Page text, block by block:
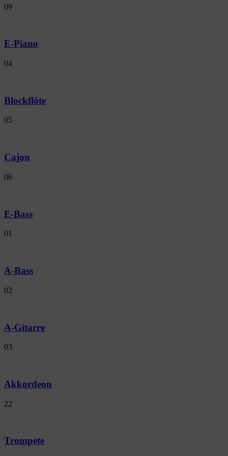
09
E-Piano
04
Blockflöte
05
Cajon
06
E-Bass
01
A-Bass
02
A-Gitarre
03
Akkordeon
22
Trompete